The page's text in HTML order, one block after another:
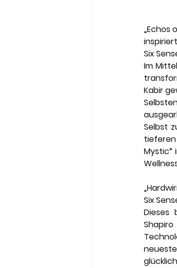
„Echos
inspiriert
Six
Im
Kabir
Selbst
Mystic“
Six
Dieses